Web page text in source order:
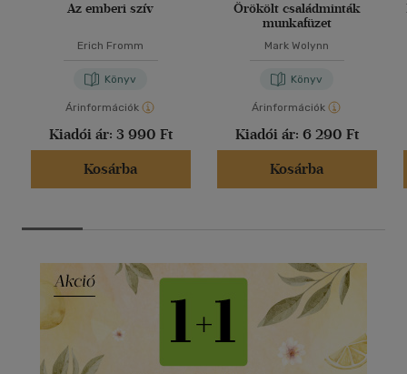
Az emberi szív
Erich Fromm
Könyv
Árinformációk
Kiadói ár: 3 990 Ft
Kosárba
Örökölt családminták
munkafüzet
Mark Wolynn
Könyv
Árinformációk
Kiadói ár: 6 290 Ft
Kosárba